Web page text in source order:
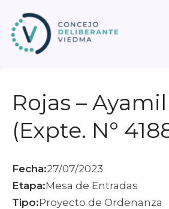
contenido
Rojas –
(Expte. N°
Fecha:27/07/2023
Etapa:Mesa de Entradas
Tipo:Proyecto de Ordenanza